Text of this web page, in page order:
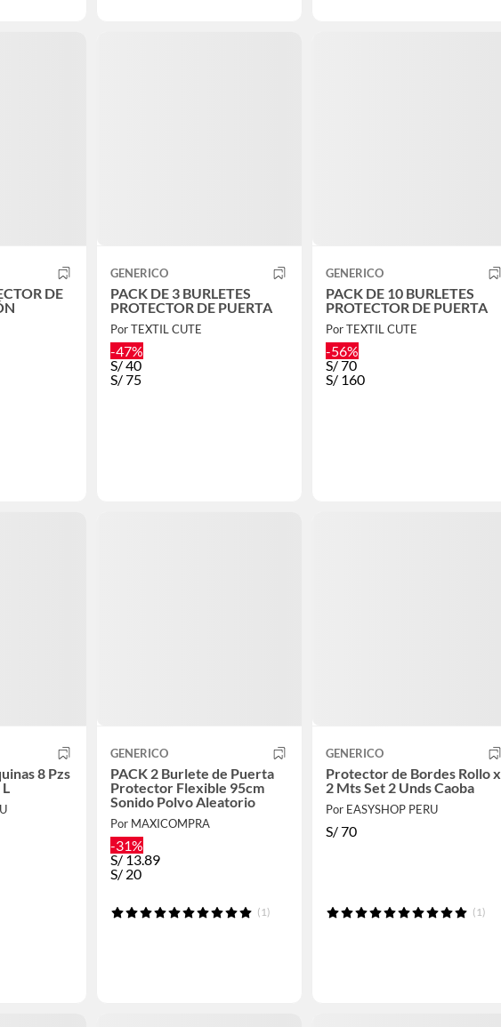
DE
GENERICO
PACK DE 3 BURLETES
PROTECTOR DE PUERTA
Por TEXTIL CUTE
-47%
S/40
S/75
GENERICO
PACK DE 10 BURLETES
PROTECTOR DE PUERTA
Por TEXTIL CUTE
-56%
S/70
S/ 160
8 Pzs
GENERICO
PACK 2 Burlete de Puerta
Protector Flexible 95cm
Sonido Polvo Aleatorio
Por MAXICOMPRA
-31%
S/ 13.89
S/ 20
(1)
GENERICO
Protector de Bordes Rollo x
2 Mts Set 2 Unds Caoba
Por EASYSHOP PERU
S/70
(1)